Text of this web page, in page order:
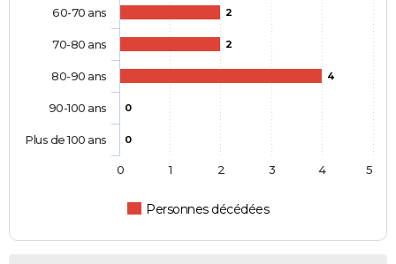
2
2
4
0
0
Personnes décédées
60-70 ans
70-80 ans
80-90 ans
90-100 ans
Plus de 100 ans
0 1 2 3 4 5